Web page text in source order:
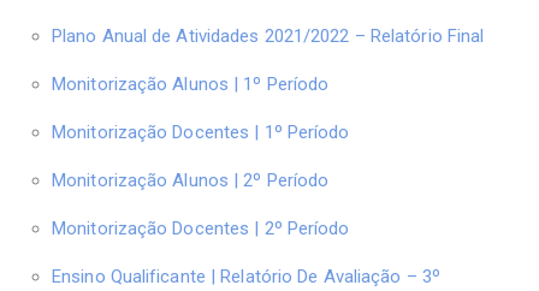
Plano Anual de Atividades 2021/2022 – Relatório Final
Monitorização Alunos | 1º Período
Monitorização Docentes | 1º Período
Monitorização Alunos | 2º Período
Monitorização Docentes | 2º Período
Ensino Qualificante | Relatório De Avaliação – 3º